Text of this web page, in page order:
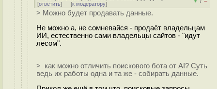
[ответить] [к модератору]
> Можно будет продавать данные.
Не можно а, не сомневайся - продаёт владельцам
ИИ, естественно сами владельцы сайтов - "идут
лесом".
> как можно отличить поискового бота от AI? Суть
ведь их работы одна и та же - собирать данные.